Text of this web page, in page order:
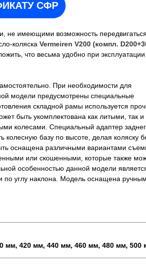
СФР
не имеющими возможность
коляска Vermeiren V200 (компл.
что весьма удобно при эксплуатации
При необходимости для
модели предусмотрены специальные
складной рамы используется
быть укомплектована как литыми, так и
колесами. Специальный адаптер
колесную базу по высоте, делая коляску
оснащена различными вариантами
или скошенными, которые также
особенностью данной модели
по углу наклона. Модель оснащена ручным
мм, 420 мм, 440 мм, 460 мм, 480 мм, 500